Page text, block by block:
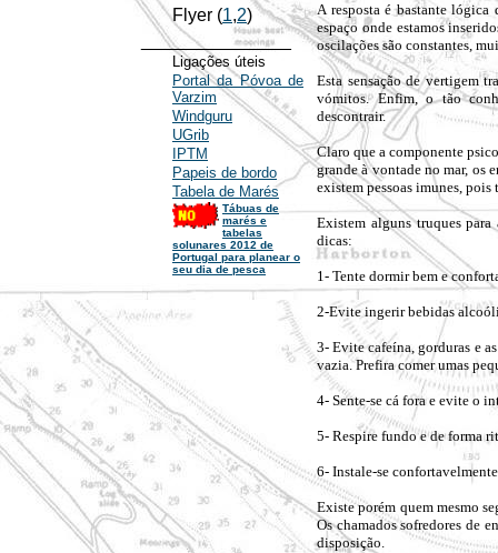
Flyer (1,2)
_______________
Ligações úteis
Portal da Póvoa de
Varzim
Windguru
UGrib
IPTM
Papeis de bordo
Tabela de Marés
Tábuas de
marés e
tabelas
solunares 2012 de
Portugal para planear o
seu dia de pesca
A resposta é bastante
espaço onde estamos
oscilações são constantes,
Esta sensação de vertigem
vómitos. Enfim, o tão
descontrair.
Claro que a componente
grande à vontade no mar, os
existem pessoas imunes,
Existem alguns truques
dicas:
1- Tente dormir bem e
2-Evite ingerir bebidas
3- Evite cafeína, gorduras e
vazia. Prefira comer umas
4- Sente-se cá fora e evite o
5- Respire fundo e de forma
6- Instale-se
Existe porém quem mesmo
Os chamados sofredores de
disposição.